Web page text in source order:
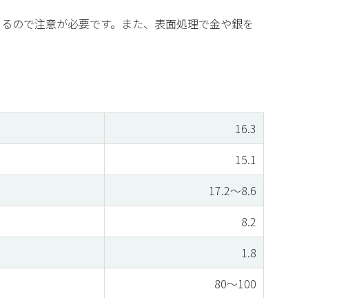
ので注意が必要です。また、表面処理で金や銀を
16.3
15.1
17.2～8.6
8.2
1.8
80～100